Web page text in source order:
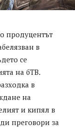
продуцентът
в
се
на бТВ.
в
на
и кипял в
преговори за